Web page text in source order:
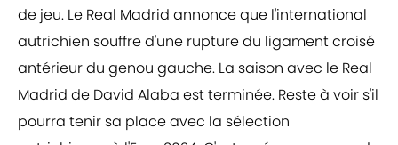
de jeu. Le Real Madrid annonce que l'international
autrichien souffre d'une rupture du ligament croisé
antérieur du genou gauche. La saison avec le Real
Madrid de David Alaba est terminée. Reste à voir s'il
pourra tenir sa place avec la sélection